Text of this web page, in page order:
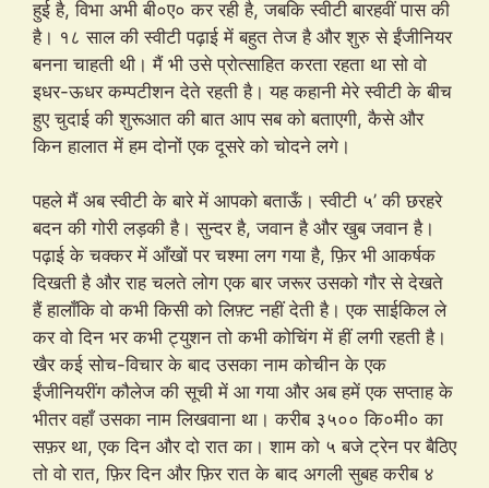
हुई है, विभा अभी बी०ए० कर रही है, जबकि स्वीटी बारहवीं पास की
है। १८ साल की स्वीटी पढ़ाई में बहुत तेज है और शुरु से ईंजीनियर
बनना चाहती थी। मैं भी उसे प्रोत्साहित करता रहता था सो वो
इधर-ऊधर कम्पटीशन देते रहती है। यह कहानी मेरे स्वीटी के बीच
हुए चुदाई की शुरूआत की बात आप सब को बताएगी, कैसे और
किन हालात में हम दोनों एक दूसरे को चोदने लगे।
पहले मैं अब स्वीटी के बारे में आपको बताऊँ। स्वीटी ५’ की छरहरे
बदन की गोरी लड़की है। सुन्दर है, जवान है और खुब जवान है।
पढ़ाई के चक्कर में आँखों पर चश्मा लग गया है, फ़िर भी आकर्षक
दिखती है और राह चलते लोग एक बार जरूर उसको गौर से देखते
हैं हालाँकि वो कभी किसी को लिफ़्ट नहीं देती है। एक साईकिल ले
कर वो दिन भर कभी ट्युशन तो कभी कोचिंग में हीं लगी रहती है।
खैर कई सोच-विचार के बाद उसका नाम कोचीन के एक
ईंजीनियरींग कौलेज की सूची में आ गया और अब हमें एक सप्ताह के
भीतर वहाँ उसका नाम लिखवाना था। करीब ३५०० कि०मी० का
सफ़र था, एक दिन और दो रात का। शाम को ५ बजे ट्रेन पर बैठिए
तो वो रात, फ़िर दिन और फ़िर रात के बाद अगली सुबह करीब ४